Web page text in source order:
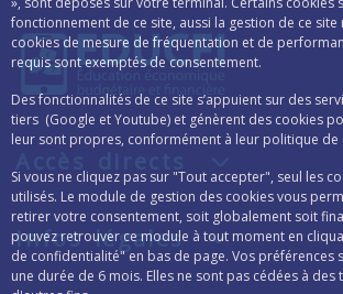
fonctionnement de ce site, aussi la gestion de ce site
cookies de mesure de fréquentation et de
requis sont exemptés de consentement.
Des fonctionnalités de ce site s’appuient sur des
tiers (Google et Youtube) et génèrent des cookies
leur sont propres, conformément à leur politique de
Si vous ne cliquez pas sur "Tout accepter", seul les
utilisés. Le module de gestion des cookies vous
retirer votre consentement, soit globalement soit
pouvez retrouver ce module à tout moment en
de confidentialité" en bas de page. Vos préférences
une durée de 6 mois. Elles ne sont pas cédées à des
Infos légales